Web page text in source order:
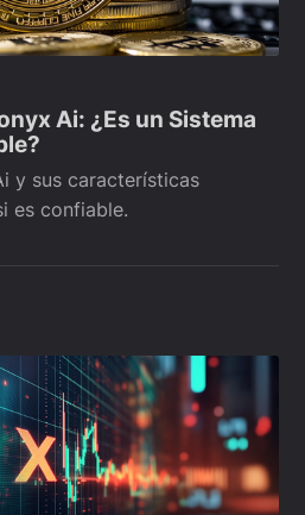
Ai: ¿Es un Sistema
y sus características
es confiable.